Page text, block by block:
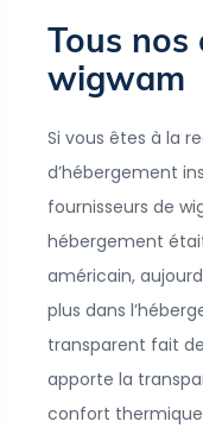
Tous
wigwam
Si vous êtes à la
d’hébergement
fournisseurs de
hébergement
américain,
plus dans
transparent fait
apporte la
confort